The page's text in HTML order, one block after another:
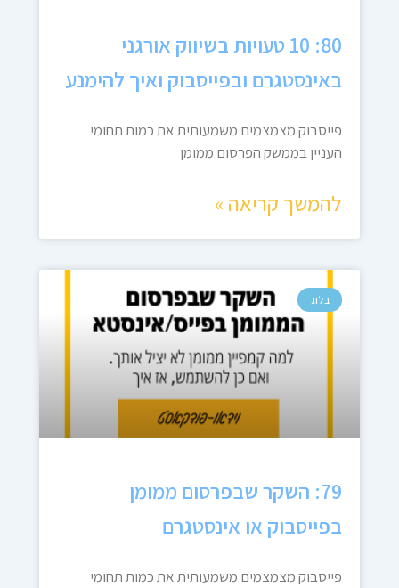
80: 10 טעויות בשיווק אורגני
באינסטגרם ובפייסבוק ואיך להימנע
פייסבוק מצמצמים משמעותית את כמות תחומי
העניין בממשק הפרסום ממומן
להמשך קריאה »
בלוג
79: השקר שבפרסום ממומן
בפייסבוק או אינסטגרם
פייסבוק מצמצמים משמעותית את כמות תחומי